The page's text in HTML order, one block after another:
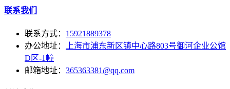
联系我们
联系方式： 15921889378
办公地址：
上海市浦东新区镇中心路803号御河企业公馆
D区-1幢
邮箱地址： 365363381@qq.com